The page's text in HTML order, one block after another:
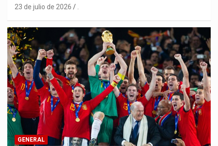
23 de julio de 2026
GENERAL